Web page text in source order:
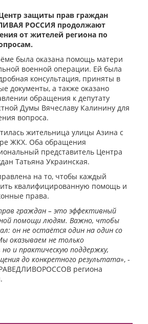
защиты прав граждан
РОССИЯ продолжают
от жителей региона по
была оказана помощь матери
военной операции. Ей была
консультация, приняты в
документы, а также оказано
обращения к депутату
Думы Вячеславу Калинину для
вопроса.
жительница улицы Азина с
ЖКХ. Оба обращения
представитель Центра
Татьяна Украинская.
на то, чтобы каждый
квалифицированную помощь и
права.
граждан – это эффективный
помощи людям. Важно, чтобы
он не остаётся один на один со
оказываем не только
и практическую поддержку,
до конкретного результата», -
региона